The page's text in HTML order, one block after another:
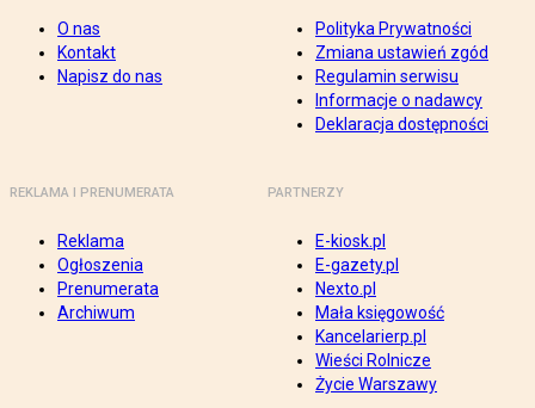
O nas
Kontakt
Napisz do nas
Polityka Prywatności
Zmiana ustawień zgód
Regulamin serwisu
Informacje o nadawcy
Deklaracja dostępności
REKLAMA I PRENUMERATA
Reklama
Ogłoszenia
Prenumerata
Archiwum
PARTNERZY
E-kiosk.pl
E-gazety.pl
Nexto.pl
Mała księgowość
Kancelarierp.pl
Wieści Rolnicze
Życie Warszawy